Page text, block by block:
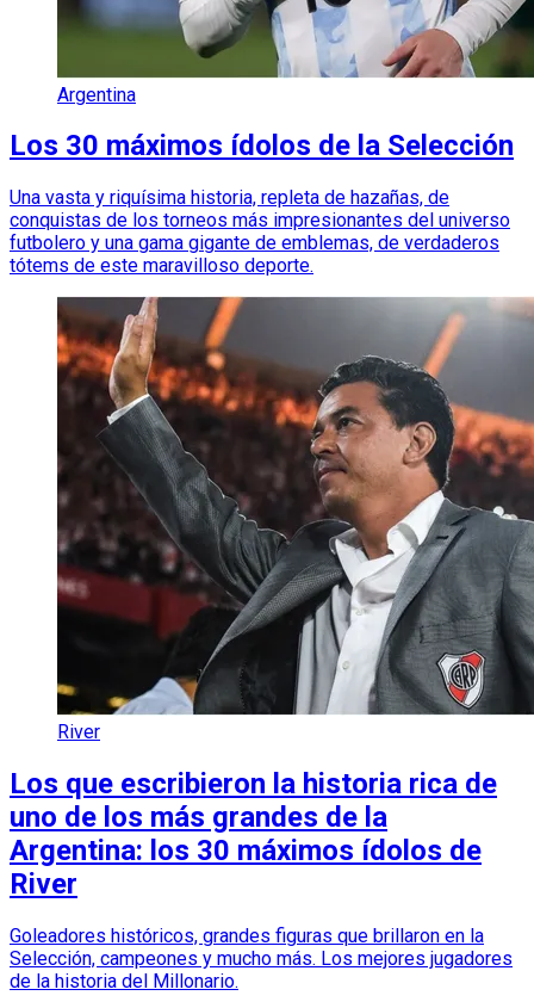
Argentina
Los 30 máximos ídolos de la Selección
Una vasta y riquísima historia, repleta de hazañas, de
conquistas de los torneos más impresionantes del universo
futbolero y una gama gigante de emblemas, de verdaderos
tótems de este maravilloso deporte.
River
Los que escribieron la historia rica de
uno de los más grandes de la
Argentina: los 30 máximos ídolos de
River
Goleadores históricos, grandes figuras que brillaron en la
Selección, campeones y mucho más. Los mejores jugadores
de la historia del Millonario.